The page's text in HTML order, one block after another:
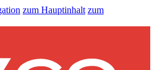
zum Hauptinhalt zum